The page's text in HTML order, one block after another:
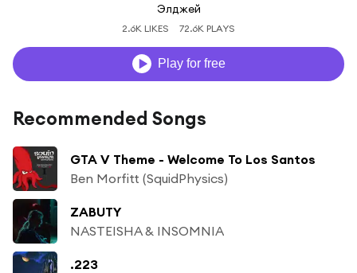
Элджей
2.6K LIKES 72.6K PLAYS
Play for free
Recommended Songs
GTA V Theme - Welcome To Los Santos
Ben Morfitt (SquidPhysics)
ZABUTY
NASTEISHA & INSOMNIA
.223